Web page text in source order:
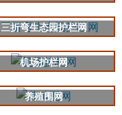
三折弯生态园护栏网
机场护栏网
养殖围网